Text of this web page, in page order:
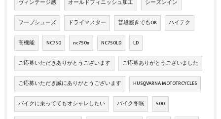
ヴィンテージ感 オールドフィニッシュ加工 シーズンイン
フープシューズ ドライマスター 普段履きでもOK ハイテク
高機能 NC750 nc750x NC750LD LD
ご応募いただきありがとうございます ご応募ありがとうございました
ご応募いただき誠にありがとうございます HUSQVARNA MOTOTRCYCLES
バイクに乗っててもオシャレしたい バイク冬眠 500